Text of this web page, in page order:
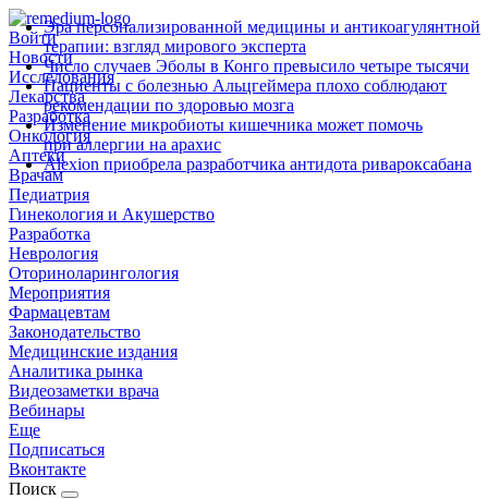
Войти
Новости
Исследования
Лекарства
Разработка
Онкология
Аптеки
Врачам
Педиатрия
Гинекология и Акушерство
Разработка
Неврология
Оториноларингология
Мероприятия
Фармацевтам
Законодательство
Медицинские издания
Аналитика рынка
Видеозаметки врача
Вебинары
Еще
Подписаться
Вконтакте
Поиск
Эра персонализированной медицины и антикоагулянтной
терапии: взгляд мирового эксперта
Число случаев Эболы в Конго превысило четыре тысячи
Пациенты с болезнью Альцгеймера плохо соблюдают
рекомендации по здоровью мозга
Изменение микробиоты кишечника может помочь
при аллергии на арахис
Alexion приобрела разработчика антидота ривароксабана